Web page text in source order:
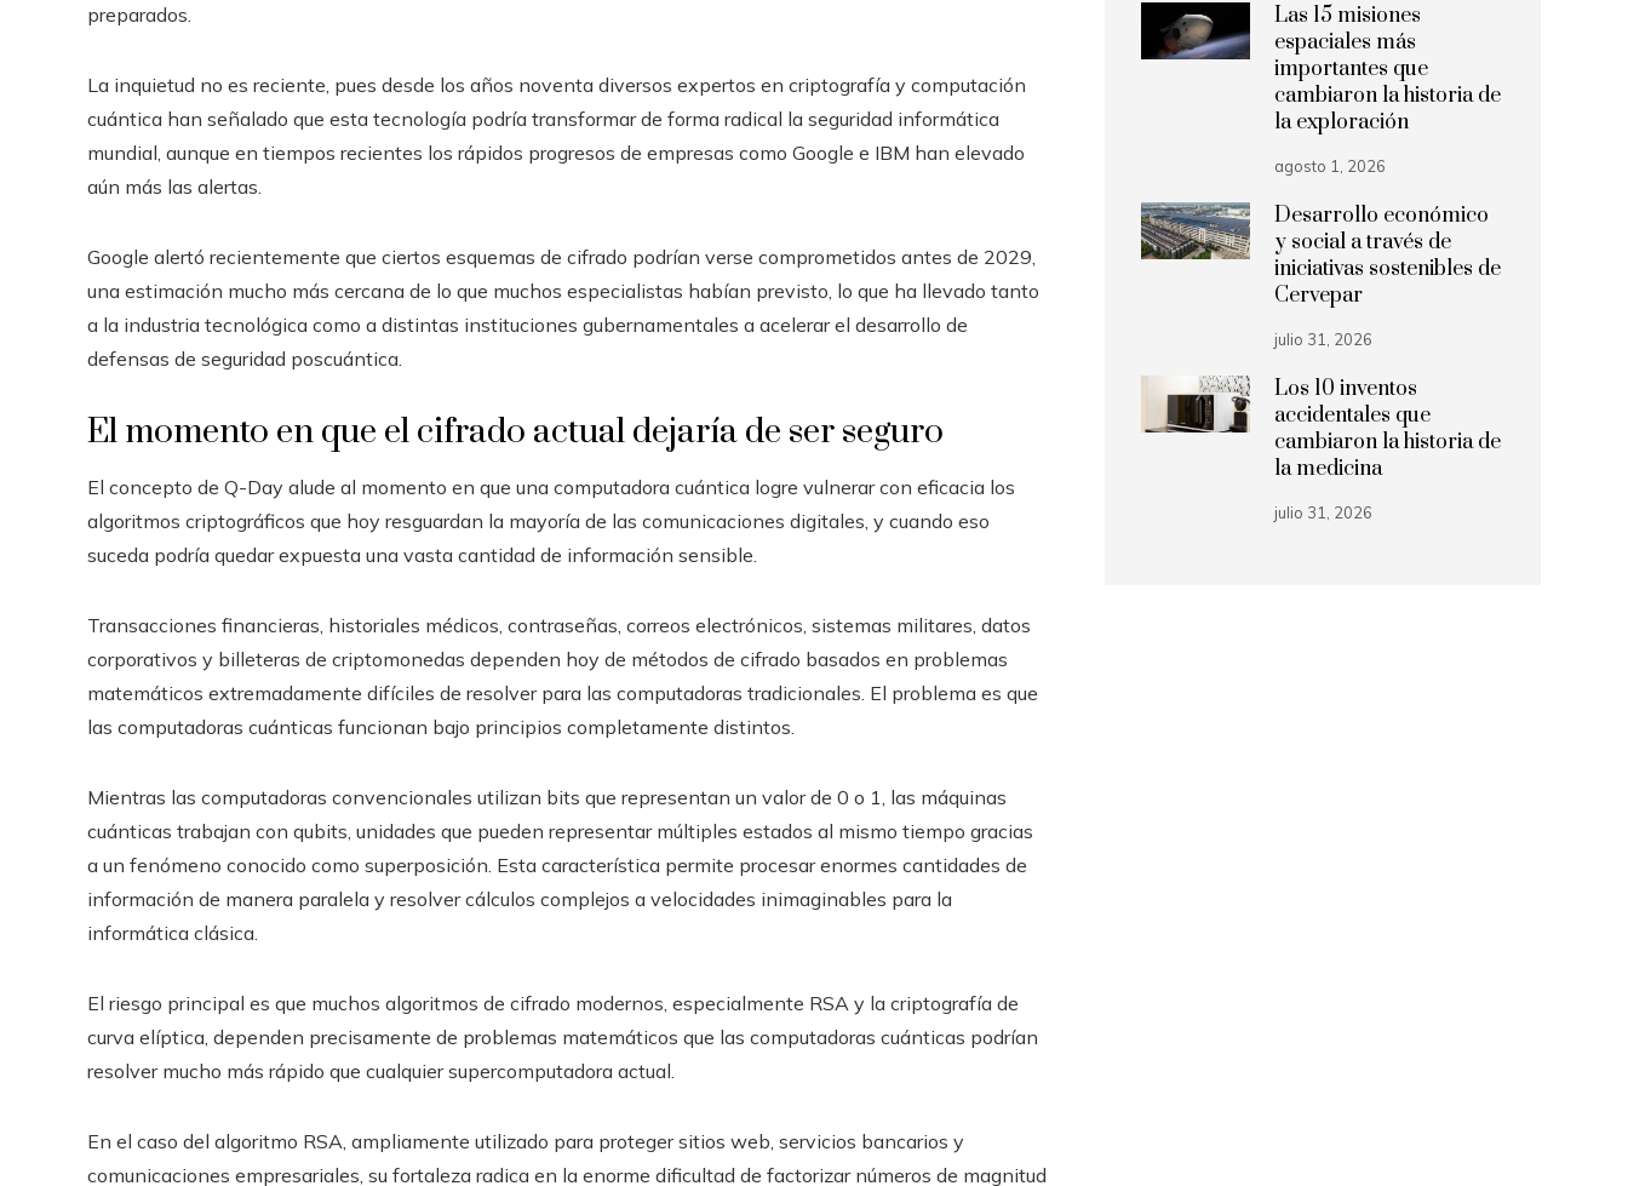
preparados.
La inquietud no es reciente, pues desde los años noventa diversos expertos en criptografía y computación
cuántica han señalado que esta tecnología podría transformar de forma radical la seguridad informática
mundial, aunque en tiempos recientes los rápidos progresos de empresas como Google e IBM han elevado
aún más las alertas.
Google alertó recientemente que ciertos esquemas de cifrado podrían verse comprometidos antes de 2029,
una estimación mucho más cercana de lo que muchos especialistas habían previsto, lo que ha llevado tanto
a la industria tecnológica como a distintas instituciones gubernamentales a acelerar el desarrollo de
defensas de seguridad poscuántica.
El momento en que el cifrado actual dejaría de ser seguro
El concepto de Q-Day alude al momento en que una computadora cuántica logre vulnerar con eficacia los
algoritmos criptográficos que hoy resguardan la mayoría de las comunicaciones digitales, y cuando eso
suceda podría quedar expuesta una vasta cantidad de información sensible.
Transacciones financieras, historiales médicos, contraseñas, correos electrónicos, sistemas militares, datos
corporativos y billeteras de criptomonedas dependen hoy de métodos de cifrado basados en problemas
matemáticos extremadamente difíciles de resolver para las computadoras tradicionales. El problema es que
las computadoras cuánticas funcionan bajo principios completamente distintos.
Mientras las computadoras convencionales utilizan bits que representan un valor de 0 o 1, las máquinas
cuánticas trabajan con qubits, unidades que pueden representar múltiples estados al mismo tiempo gracias
a un fenómeno conocido como superposición. Esta característica permite procesar enormes cantidades de
información de manera paralela y resolver cálculos complejos a velocidades inimaginables para la
informática clásica.
El riesgo principal es que muchos algoritmos de cifrado modernos, especialmente RSA y la criptografía de
curva elíptica, dependen precisamente de problemas matemáticos que las computadoras cuánticas podrían
resolver mucho más rápido que cualquier supercomputadora actual.
En el caso del algoritmo RSA, ampliamente utilizado para proteger sitios web, servicios bancarios y
comunicaciones empresariales, su fortaleza radica en la enorme dificultad de factorizar números de magnitud
Las 15 misiones
espaciales más
importantes que
cambiaron la historia de
la exploración
agosto 1, 2026
Desarrollo económico
y social a través de
iniciativas sostenibles de
Cervepar
julio 31, 2026
Los 10 inventos
accidentales que
cambiaron la historia de
la medicina
julio 31, 2026